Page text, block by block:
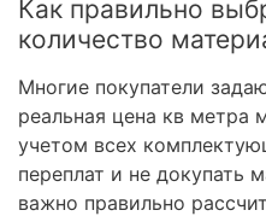
Как правильно
количество
Многие покупатели
реальная цена кв метра
учетом всех
переплат и не докупать
важно правильно